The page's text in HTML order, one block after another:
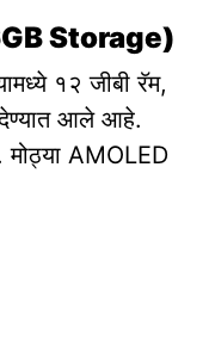
Storage)
१२ जीबी रॅम,
देण्यात आले आहे.
AMOLED